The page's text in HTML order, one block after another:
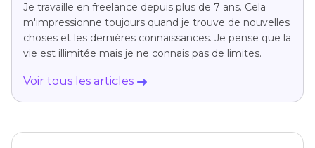
Je travaille en freelance depuis plus de 7 ans. Cela
m'impressionne toujours quand je trouve de nouvelles
choses et les dernières connaissances. Je pense que la
vie est illimitée mais je ne connais pas de limites.
Voir tous les articles